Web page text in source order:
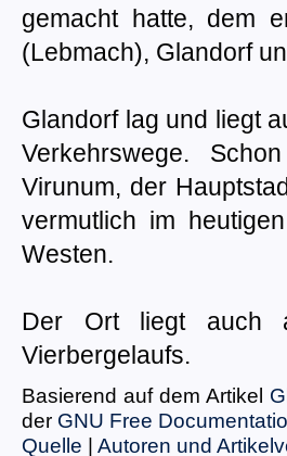
gemacht hatte, dem
(Lebmach), Glandorf
Glandorf lag und liegt
Verkehrswege.
Virunum, der
vermutlich im
Westen.
Der Ort liegt auch
Vierbergelaufs.
Basierend auf dem Artikel
der GNU Free
Quelle | Autoren und